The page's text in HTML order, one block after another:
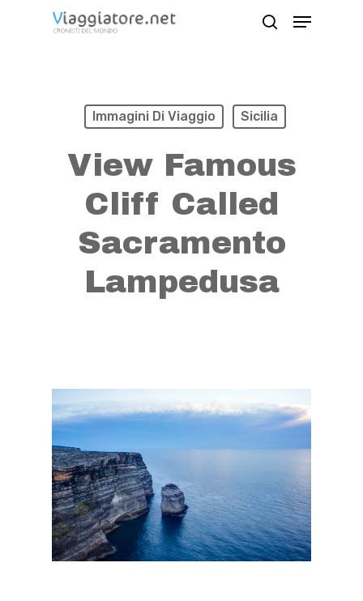
Menu
Immagini Di Viaggio Sicilia
View Famous
Cliff Called
Sacramento
Lampedusa